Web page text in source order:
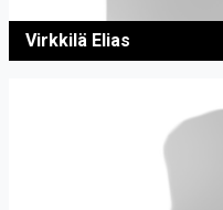
Virkkilä Elias